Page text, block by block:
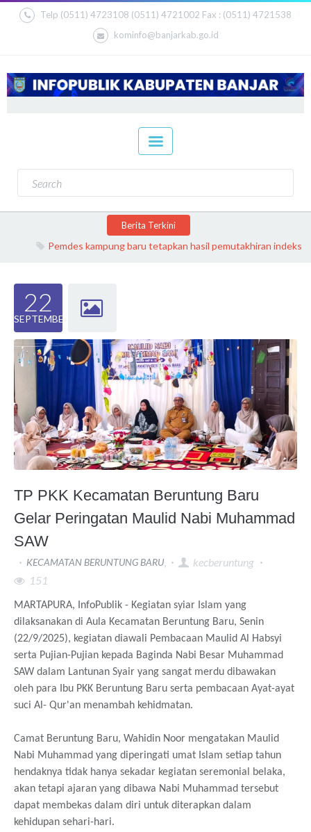
Telp (0511) 4723108 (0511) 4721002 Fax : (0511) 4721538
kominfo@banjarkab.go.id
Berita Terkini
Pemdes kampung baru tetapkan hasil pemutakhiran indeks
22
SEPTEMBER
TP PKK Kecamatan Beruntung Baru
Gelar Peringatan Maulid Nabi Muhammad
SAW
KECAMATAN BERUNTUNG BARU,
kecberuntung
151
MARTAPURA, InfoPublik - Kegiatan syiar Islam yang
dilaksanakan di Aula Kecamatan Beruntung Baru, Senin
(22/9/2025), kegiatan diawali Pembacaan Maulid Al Habsyi
serta Pujian-Pujian kepada Baginda Nabi Besar Muhammad
SAW dalam Lantunan Syair yang sangat merdu dibawakan
oleh para Ibu PKK Beruntung Baru serta pembacaan Ayat-ayat
suci Al- Qur'an menambah kehidmatan.
Camat Beruntung Baru, Wahidin Noor mengatakan Maulid
Nabi Muhammad yang diperingati umat Islam setiap tahun
hendaknya tidak hanya sekadar kegiatan seremonial belaka,
akan tetapi ajaran yang dibawa Nabi Muhammad tersebut
dapat membekas dalam diri untuk diterapkan dalam
kehidupan sehari-hari.